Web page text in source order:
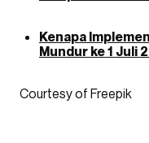
Kenapa
Mundur ke 1 Juli
Courtesy of Freepik